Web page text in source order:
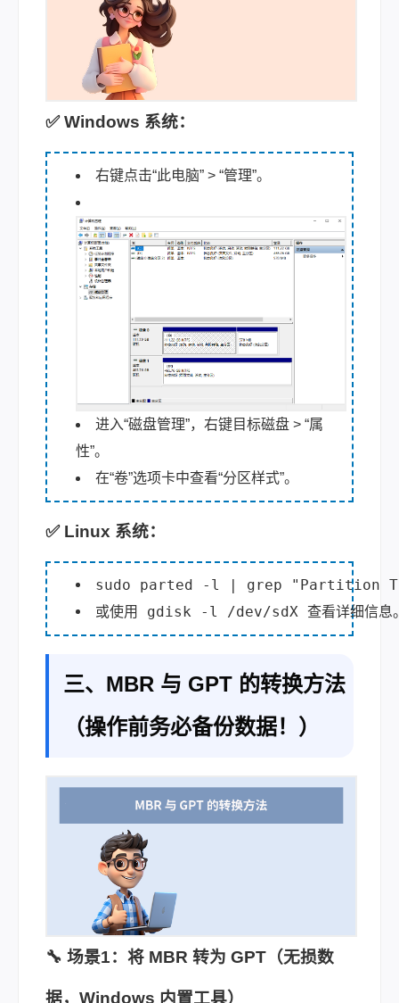
✅ Windows 系统：
右键点击“此电脑” > “管理”。
进入“磁盘管理”，右键目标磁盘 > “属
性”。
在“卷”选项卡中查看“分区样式”。
✅ Linux 系统：
或使用 gdisk -l /dev/sdX 查看详细信息
三、MBR 与 GPT 的转换方法
（操作前务必备份数据！）
🔧 场景1：将 MBR 转为 GPT（无损数
据，Windows 内置工具）